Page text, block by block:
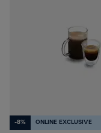
-8% ONLINE EXCLUSIVE